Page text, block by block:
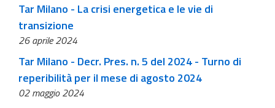
Tar Milano - La crisi energetica e le vie di
transizione
26 aprile 2024
Tar Milano - Decr. Pres. n. 5 del 2024 - Turno di
reperibilità per il mese di agosto 2024
02 maggio 2024